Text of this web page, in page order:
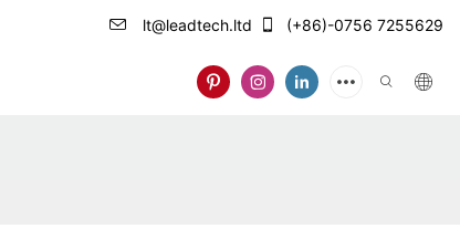
lt@leadtech.ltd (+86)-0756 7255629